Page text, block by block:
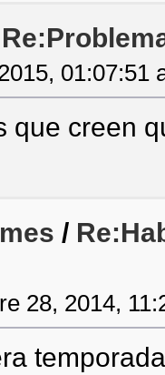
01:07:51
que creen
/
28, 2014,